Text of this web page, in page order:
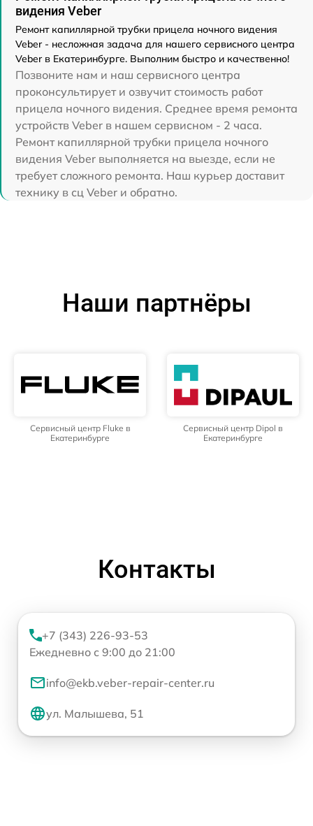
видения Veber
Ремонт капиллярной трубки прицела ночного видения
Veber - несложная задача для нашего сервисного центра
Veber в Екатеринбурге. Выполним быстро и качественно!
Позвоните нам и наш сервисного центра
проконсультирует и озвучит стоимость работ
прицела ночного видения. Среднее время ремонта
устройств Veber в нашем сервисном - 2 часа.
Ремонт капиллярной трубки прицела ночного
видения Veber выполняется на выезде, если не
требует сложного ремонта. Наш курьер доставит
технику в сц Veber и обратно.
Наши партнёры
Сервисный центр Fluke в
Екатеринбурге
Сервисный центр Dipol в
Екатеринбурге
Контакты
+7 (343) 226-93-53
Ежедневно с 9:00 до 21:00
info@ekb.veber-repair-center.ru
ул. Малышева, 51